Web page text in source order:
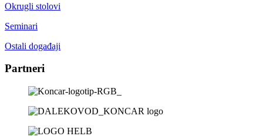
Okrugli stolovi
Seminari
Ostali događaji
Partneri